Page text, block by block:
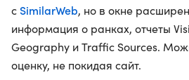
с SimilarWeb, но в окне
информация о ранках, отчеты
Geography и Traffic Sources.
оценку, не покидая сайт.